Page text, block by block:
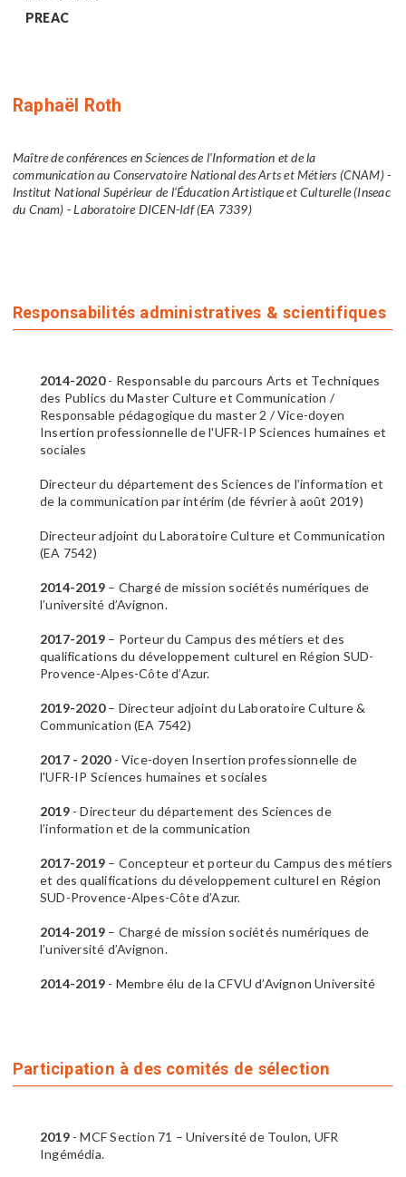
PREAC
Raphaël Roth
Maître de conférences en Sciences de l'Information et de la
communication au Conservatoire National des Arts et Métiers (CNAM) -
Institut National Supérieur de l’Éducation Artistique et Culturelle (Inseac
du Cnam) - Laboratoire DICEN-Idf (EA 7339)
Responsabilités administratives & scientifiques
2014-2020- Responsable du parcours Arts et Techniques
des Publics du Master Culture et Communication /
Responsable pédagogique du master 2 / Vice-doyen
Insertion professionnelle de l'UFR-IP Sciences humaines et
sociales
Directeur du département des Sciences de l’information et
de la communication par intérim (de février à août 2019)
Directeur adjoint du Laboratoire Culture et Communication
(EA 7542)
2014-2019– Chargé de mission sociétés numériques de
l’université d’Avignon.
2017-2019– Porteur du Campus des métiers et des
qualifications du développement culturel en Région SUD-
Provence-Alpes-Côte d’Azur.
2019-2020– Directeur adjoint du Laboratoire Culture &
Communication (EA 7542)
2017 - 2020- Vice-doyen Insertion professionnelle de
l'UFR-IP Sciences humaines et sociales
2019- Directeur du département des Sciences de
l’information et de la communication
2017-2019– Concepteur et porteur du Campus des métiers
et des qualifications du développement culturel en Région
SUD-Provence-Alpes-Côte d’Azur.
2014-2019– Chargé de mission sociétés numériques de
l’université d’Avignon.
2014-2019- Membre élu de la CFVU d’Avignon Université
Participation à des comités de sélection
2019- MCF Section 71 – Université de Toulon, UFR
Ingémédia.